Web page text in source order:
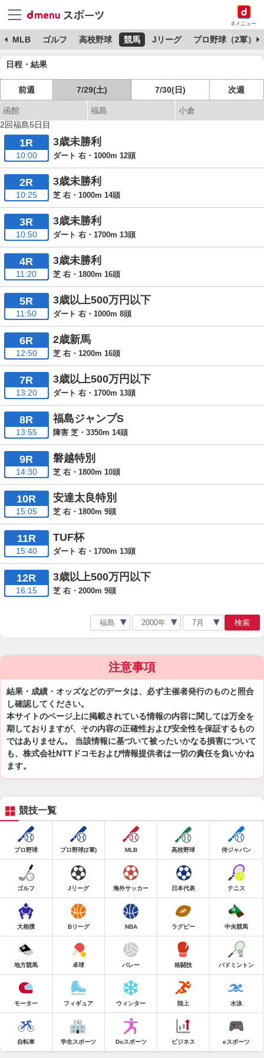
dメニュー
MLB ゴルフ 高校野球 競馬 Jリーグ プロ野球（2軍）
日程・結果
前週 7/29(土) 7/30(日) 次週
函館 福島
小倉
2回福島5日目
1R
10:00
3歳未勝利
ダート 右・1000m 12頭
2R
10:25
3歳未勝利
芝 右・1000m 14頭
3R
10:50
3歳未勝利
ダート 右・1700m 13頭
4R
11:20
3歳未勝利
芝 右・1800m 16頭
5R
11:50
3歳以上500万円以下
ダート 右・1000m 8頭
6R
12:50
2歳新馬
芝 右・1200m 16頭
7R
13:20
3歳以上500万円以下
ダート 右・1700m 13頭
8R
13:55
福島ジャンプS
障害 芝・3350m 14頭
9R
14:30
磐越特別
芝 右・1800m 10頭
10R
15:05
安達太良特別
芝 右・1800m 9頭
11R
15:40
TUF杯
ダート 右・1700m 13頭
12R
16:15
3歳以上500万円以下
芝 右・2000m 9頭
検索
注意事項
結果・成績・オッズなどのデータは、必ず主催者発行のものと照合
し確認してください。
本サイトのページ上に掲載されている情報の内容に関しては万全を
期しておりますが、その内容の正確性および安全性を保証するもの
ではありません。 当該情報に基づいて被ったいかなる損害について
も、株式会社NTTドコモおよび情報提供者は一切の責任を負いかね
ます。
競技一覧
プロ野球 プロ野球(2軍) MLB 高校野球 侍ジャパン
ゴルフ Jリーグ 海外サッカー 日本代表 テニス
大相撲 Bリーグ NBA ラグビー 中央競馬
地方競馬 卓球 バレー 格闘技 バドミントン
モーター フィギュア ウィンター 陸上 水泳
自転車 学生スポーツ Doスポーツ ビジネス eスポーツ